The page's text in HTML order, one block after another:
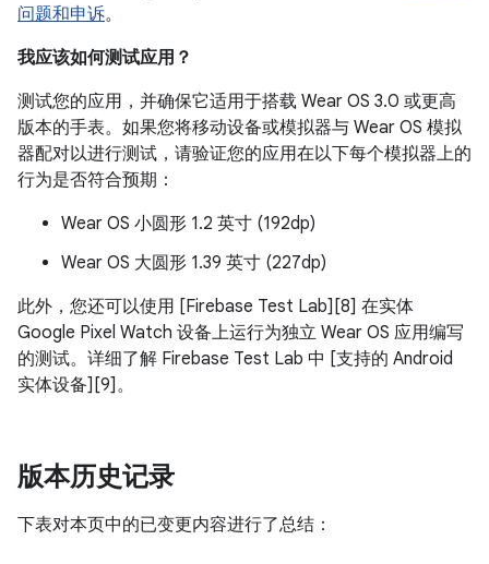
问题和申诉。
我应该如何测试应用？
测试您的应用，并确保它适用于搭载 Wear OS 3.0 或更高
版本的手表。如果您将移动设备或模拟器与 Wear OS 模拟
器配对以进行测试，请验证您的应用在以下每个模拟器上的
行为是否符合预期：
Wear OS 小圆形 1.2 英寸 (192dp)
Wear OS 大圆形 1.39 英寸 (227dp)
此外，您还可以使用 [Firebase Test Lab][8] 在实体
Google Pixel Watch 设备上运行为独立 Wear OS 应用编写
的测试。详细了解 Firebase Test Lab 中 [支持的 Android
实体设备][9]。
版本历史记录
下表对本页中的已变更内容进行了总结：